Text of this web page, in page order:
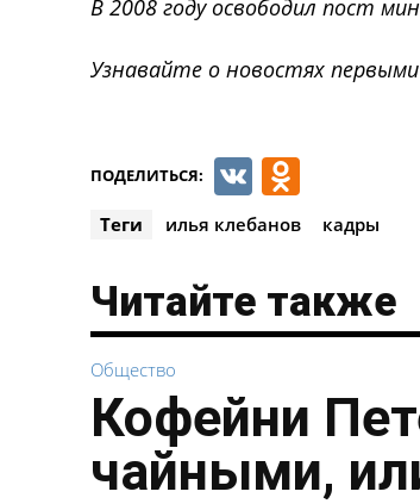
В 2008 году освободил пост
Узнавайте о новостях
ПОДЕЛИТЬСЯ: VK
Теги илья клебанов кадры
Читайте также
Общество
Кофейни
чайными,